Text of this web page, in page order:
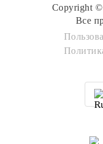
Copyright
Все